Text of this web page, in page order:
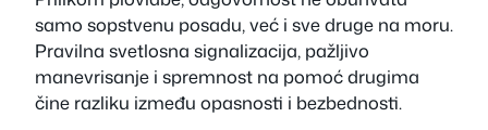
samo sopstvenu posadu, već i sve druge na moru.
Pravilna svetlosna signalizacija, pažljivo
manevrisanje i spremnost na pomoć drugima
čine razliku između opasnosti i bezbednosti.